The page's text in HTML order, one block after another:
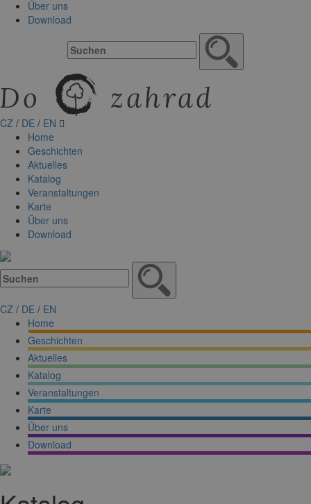
Über uns
Download
CZ / DE / EN
Home
Geschichten
Aktuelles
Katalog
Veranstaltungen
Karte
Über uns
Download
CZ / DE / EN
Home
Geschichten
Aktuelles
Katalog
Veranstaltungen
Karte
Über uns
Download